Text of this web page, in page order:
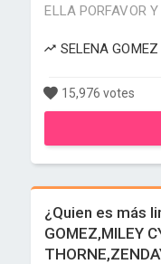
ELLA PORFAVOR
SELENA
15,976 votes
¿Quien es más
GOMEZ,MILEY